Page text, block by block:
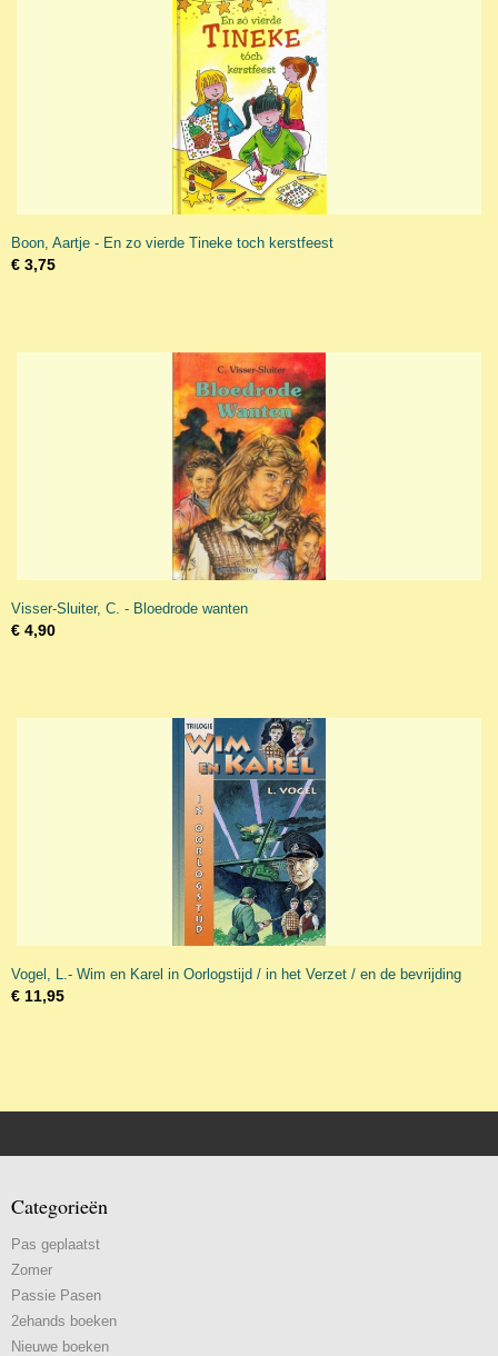
Boon, Aartje - En zo vierde Tineke toch kerstfeest
€ 3,75
Visser-Sluiter, C. - Bloedrode wanten
€ 4,90
Vogel, L.- Wim en Karel in Oorlogstijd / in het Verzet / en de bevrijding
€ 11,95
Categorieën
Pas geplaatst
Zomer
Passie Pasen
2ehands boeken
Nieuwe boeken